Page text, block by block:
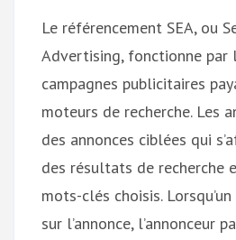
Le référencement SEA, ou
Advertising, fonctionne par
campagnes publicitaires
moteurs de recherche. Les
des annonces ciblées qui
des résultats de recherche
mots-clés choisis.
sur l’annonce, l’annonceur